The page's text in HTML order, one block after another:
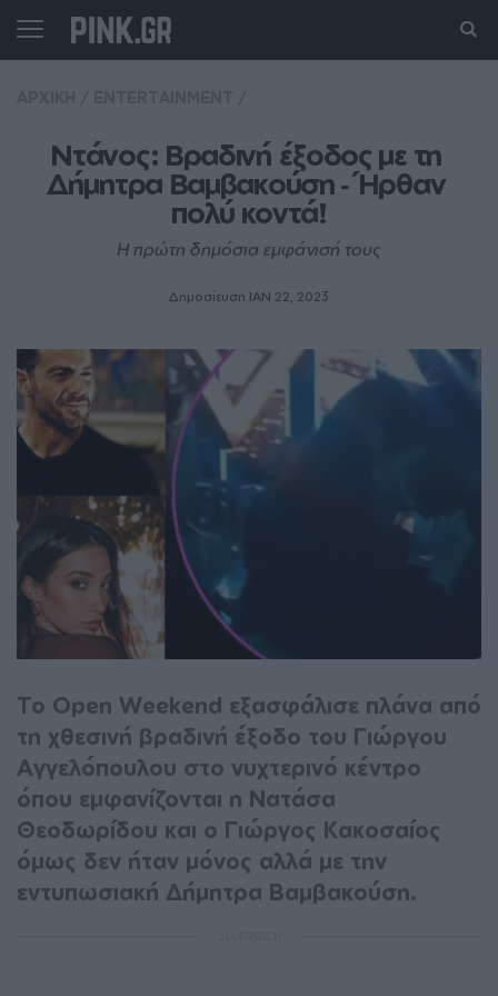
Ντάνος: Βραδινή έξοδος με τη
Δήμητρα Βαμβακούση ‑ Ήρθαν
πολύ κοντά!
Η πρώτη δημόσια εμφάνισή τους
Δημοσίευση ΙΑΝ 22, 2023
Το Open Weekend εξασφάλισε πλάνα από
τη χθεσινή βραδινή έξοδο του Γιώργου
Αγγελόπουλου στο νυχτερινό κέντρο
όπου εμφανίζονται η Νατάσα
Θεοδωρίδου και ο Γιώργος Κακοσαίος
όμως δεν ήταν μόνος αλλά με την
εντυπωσιακή Δήμητρα Βαμβακούση.